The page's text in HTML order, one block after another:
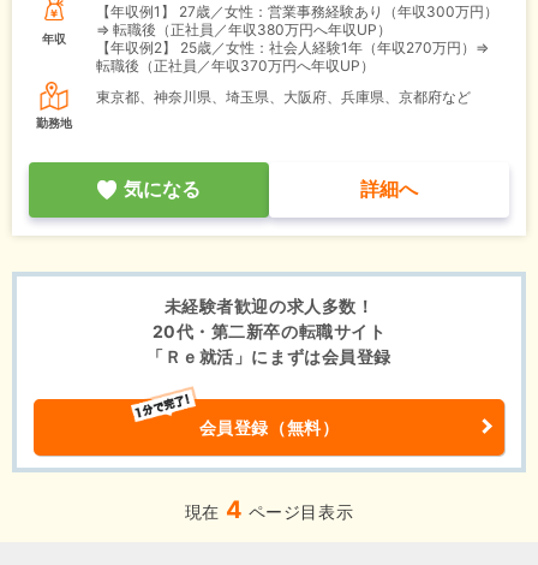
年収
【年収例1】
27歳／女性：営業事務経験あり（年収300万円）
⇒ 転職後（正社員／年収380万円へ年収UP）
【年収例2】
25歳／女性：社会人経験1年（年収270万円）⇒
転職後（正社員／年収370万円へ年収UP）
勤務地
東京都、神奈川県、埼玉県、大阪府、兵庫県、京都府など
気になる 詳細へ
未経験者歓迎の求人多数！
20代・第二新卒の転職サイト
「Ｒｅ就活」にまずは会員登録
会員登録（無料）
現在 4 ページ目表示